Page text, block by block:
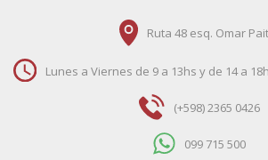
Ruta 48 esq. Omar
Lunes a Viernes de 9 a 13hs y de 14 a
(+598) 2365 0426
099 715 500